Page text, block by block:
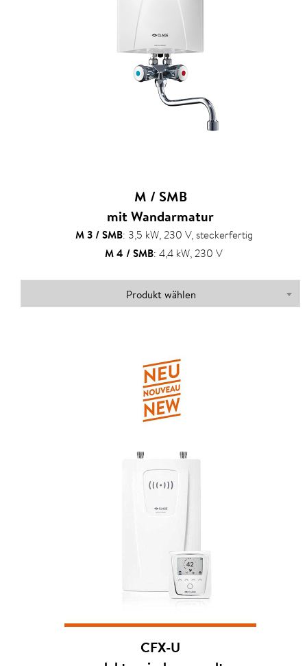
M / SMB
mit Wandarmatur
M 3 / SMB: 3,5 kW, 230 V, steckerfertig
M 4 / SMB: 4,4 kW, 230 V
Produkt wählen
CFX-U